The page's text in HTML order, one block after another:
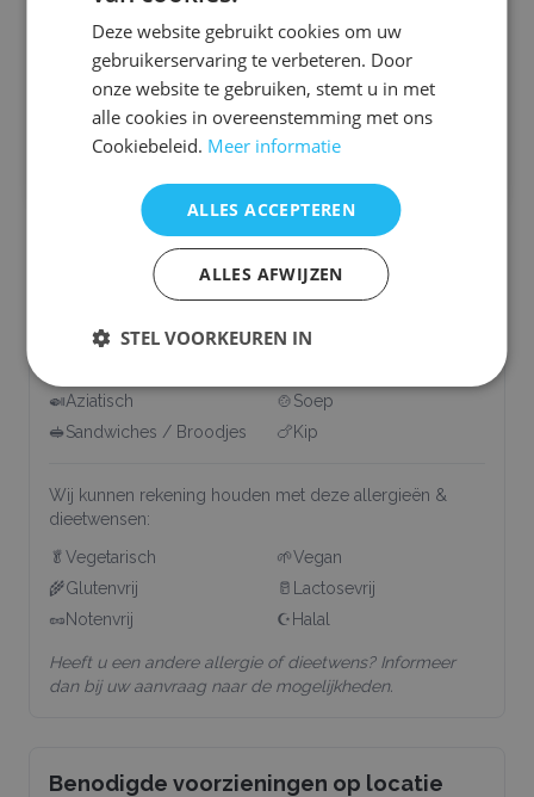
Wilt u van meerdere bedrijven een offerte ontvangen? Bij
SmaaktGoed kunt u met één aanvraag offertes ontvangen van
verschillende bedrijven. Bekijk en selecteer de gewenste bedrijven
Bekijk andere Aziatische foodtrucks
Ons aanbod
Street Food 🥩
Vlees
🍛Aziatisch 🍲Soep
🥪Sandwiches / Broodjes 🍗Kip
Wij kunnen rekening houden met deze allergieën &
dieetwensen:
🥬Vegetarisch 🌱Vegan
🌾Glutenvrij 🥛
Lactosevrij
🥜Notenvrij ☪️ Halal
Heeft u een andere allergie of dieetwens? Informeer
dan bij uw aanvraag naar de mogelijkheden.
Benodigde voorzieningen op locatie
Deze website gebruikt cookies om uw
gebruikerservaring te verbeteren. Door
onze website te gebruiken, stemt u in met
alle cookies in overeenstemming met ons
Cookiebeleid. Meer informatie
ALLES ACCEPTEREN
ALLES AFWIJZEN
STEL VOORKEUREN IN